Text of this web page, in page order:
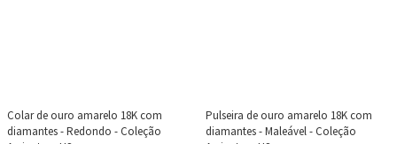
Colar de ouro amarelo 18K com
diamantes - Redondo - Coleção
Pulseira de ouro amarelo 18K com
diamantes - Maleável - Coleção